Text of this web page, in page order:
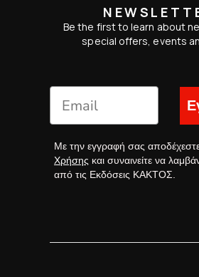
Be the first to learn about
special offers, events
Με την εγγραφή σας
Χρήσης και συναινείτε να
από τις Εκδόσεις ΚΑΚΤΟΣ.